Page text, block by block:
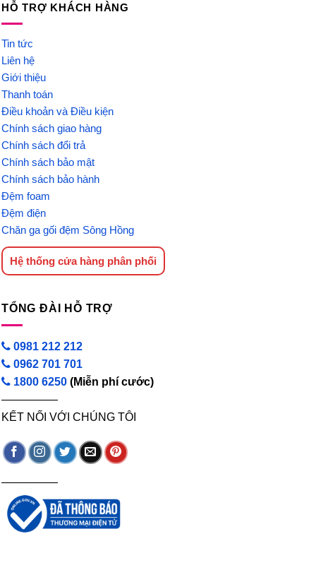
HỖ TRỢ KHÁCH HÀNG
Tin tức
Liên hệ
Giới thiệu
Thanh toán
Điều khoản và Điều kiện
Chính sách giao hàng
Chính sách đổi trả
Chính sách bảo mật
Chính sách bảo hành
Đệm foam
Đệm điện
Chăn ga gối đệm Sông Hồng
Hệ thống cửa hàng phân phối
TỔNG ĐÀI HỖ TRỢ
0981 212 212
0962 701 701
1800 6250 (Miễn phí cước)
—————
KẾT NỐI VỚI CHÚNG TÔI
—————